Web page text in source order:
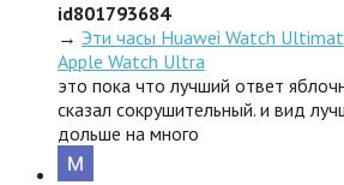
id801793684
→ Эти часы Huawei Watch
Apple Watch Ultra
это пока что лучший ответ
сказал сокрушительный. и вид
дольше на много